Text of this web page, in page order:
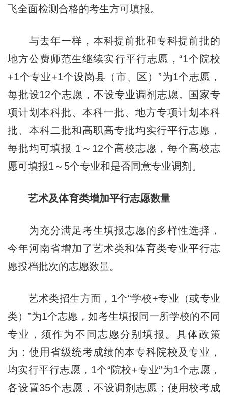
飞全面检测合格的考生方可填报。
与去年一样，本科提前批和专科提前批的
地方公费师范生继续实行平行志愿，“1个院校
+1个专业+1个设岗县（市、区）”为1个志愿，
每批设12个志愿，不设专业调剂志愿。国家专
项计划本科批、本科一批、地方专项计划本科
批、本科二批和高职高专批均实行平行志愿，
每批均可填报 1～12个高校志愿，每个高校志
愿可填报1～5个专业和是否同意专业调剂。
艺术及体育类增加平行志愿数量
为充分满足考生填报志愿的多样性选择，
今年河南省增加了艺术类和体育类专业平行志
愿投档批次的志愿数量。
艺术类招生方面，1个“学校+专业（或专业
类）”为1个志愿，如考生填报同一所学校的不同
专业，须作为不同志愿分别填报。具体政策
为：使用省级统考成绩的本专科院校及专业，
均实行平行志愿，1个“院校+专业”为1个志愿，
各设置35个志愿，不设调剂志愿；使用校考成